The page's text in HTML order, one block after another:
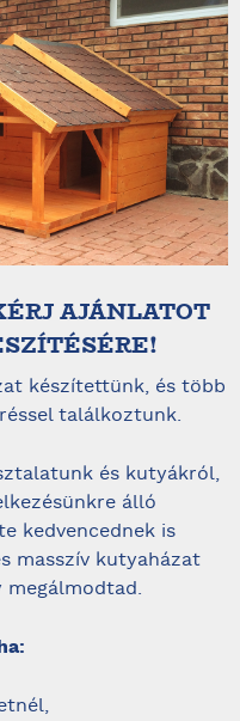
AJÁNLATOT
készítettünk, és több
találkoztunk.
és kutyákról,
álló
kedvencednek is
masszív kutyaházat
megálmodtad.